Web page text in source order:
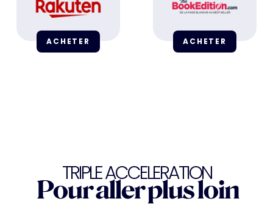
ACHETER ACHETER
TRIPLE ACCELERATION
Pour aller plus loin